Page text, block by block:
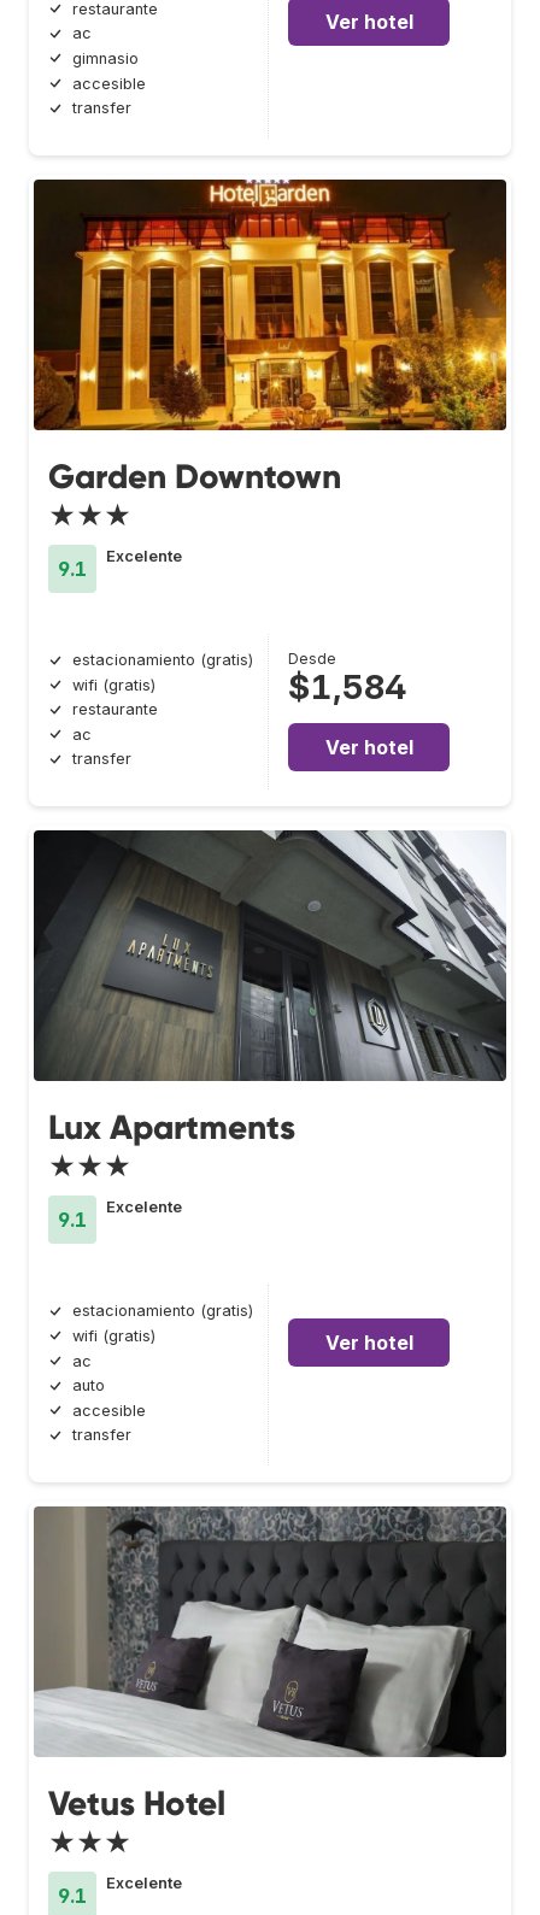
restaurante
ac
gimnasio
accesible
transfer
Ver hotel
Garden Downtown
★★★
9.1
Excelente
estacionamiento (gratis)
wifi (gratis)
restaurante
ac
transfer
Desde
$1,584
Ver hotel
Lux Apartments
★★★
9.1
Excelente
estacionamiento (gratis)
wifi (gratis)
ac
auto
accesible
transfer
Ver hotel
Vetus Hotel
★★★
9.1
Excelente